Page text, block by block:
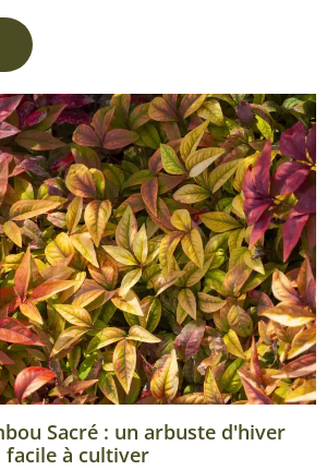
Sacré : un arbuste d'hiver
à cultiver